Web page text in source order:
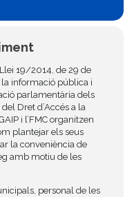
19/2014, de 29 de
informació pública i
parlamentària dels
Dret d’Accés a la
i l’FMC organitzen
plantejar els seus
la conveniència de
amb motiu de les
personal de les